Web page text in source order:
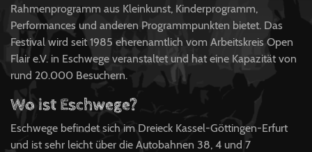
Rahmenprogramm aus Kleinkunst, Kinderprogramm,
Performances und anderen Programmpunkten bietet. Das
Festival wird seit 1985 eherenamtlich vom Arbeitskreis Open
Flair e.V. in Eschwege veranstaltet und hat eine Kapazität von
rund 20.000 Besuchern.
Wo ist Eschwege?
Eschwege befindet sich im Dreieck Kassel-Göttingen-Erfurt
und ist sehr leicht über die Autobahnen 38, 4 und 7